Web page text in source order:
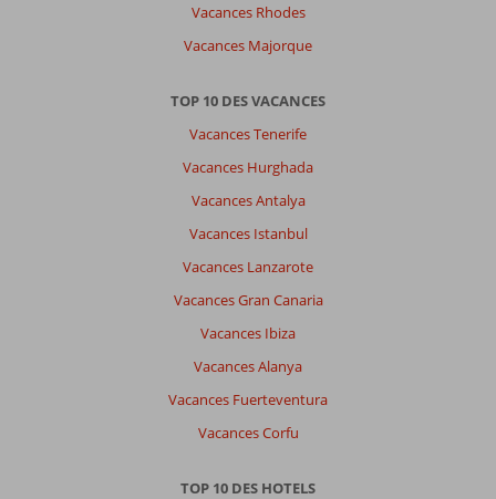
Vacances Rhodes
Vacances Majorque
TOP 10 DES VACANCES
Vacances Tenerife
Vacances Hurghada
Vacances Antalya
Vacances Istanbul
Vacances Lanzarote
Vacances Gran Canaria
Vacances Ibiza
Vacances Alanya
Vacances Fuerteventura
Vacances Corfu
TOP 10 DES HOTELS